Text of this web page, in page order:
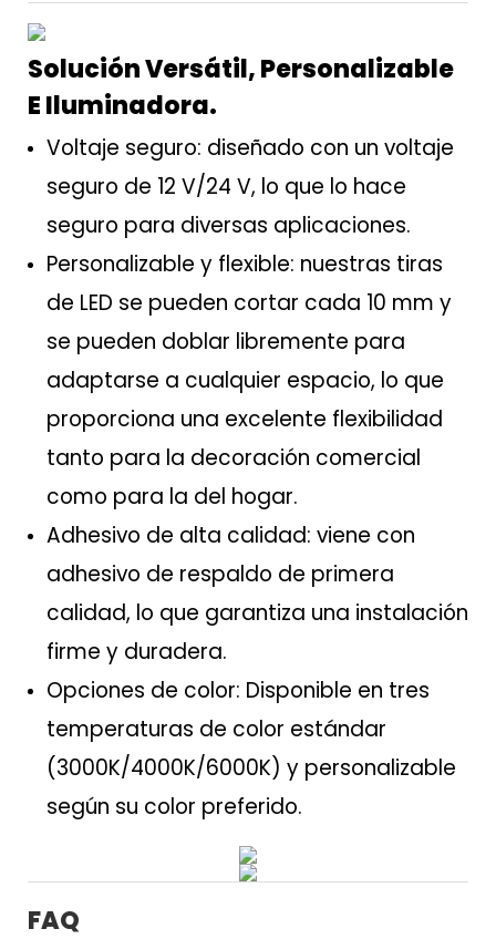
Solución Versátil, Personalizable
E Iluminadora.
Voltaje seguro: diseñado con un voltaje
seguro de 12 V/24 V, lo que lo hace
seguro para diversas aplicaciones.
Personalizable y flexible: nuestras tiras
de LED se pueden cortar cada 10 mm y
se pueden doblar libremente para
adaptarse a cualquier espacio, lo que
proporciona una excelente flexibilidad
tanto para la decoración comercial
como para la del hogar.
Adhesivo de alta calidad: viene con
adhesivo de respaldo de primera
calidad, lo que garantiza una instalación
firme y duradera.
Opciones de color: Disponible en tres
temperaturas de color estándar
(3000K/4000K/6000K) y personalizable
según su color preferido.
FAQ